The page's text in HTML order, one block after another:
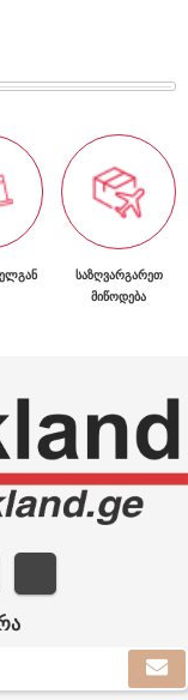
ᲡᲐᲖᲦᲕᲐᲠᲒᲐᲠᲔᲗ
ᲛᲘᲬᲝᲓᲔᲑᲐ